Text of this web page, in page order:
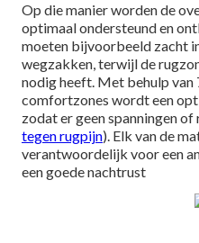
Op die manier worden de
optimaal ondersteund en
moeten bijvoorbeeld zacht
wegzakken, terwijl de
nodig heeft. Met behulp
comfortzones wordt een
zodat er geen spanningen
tegen rugpijn). Elk van de
verantwoordelijk voor een
een goede nachtrust